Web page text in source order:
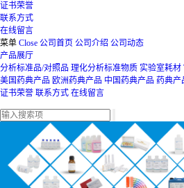
证书荣誉
联系方式
在线留言
菜单 Close 公司首页 公司介绍 公司动态
产品展厅
分析标准品/对照品 理化分析标准物质 实验室耗材
美国药典产品 欧洲药典产品 中国药典产品 药典产
证书荣誉 联系方式 在线留言